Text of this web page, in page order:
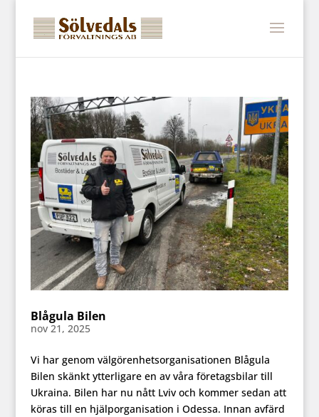
Blågula Bilen
nov 21, 2025
Vi har genom välgörenhetsorganisationen Blågula
Bilen skänkt ytterligare en av våra företagsbilar till
Ukraina. Bilen har nu nått Lviv och kommer sedan att
köras till en hjälporganisation i Odessa. Innan avfärd